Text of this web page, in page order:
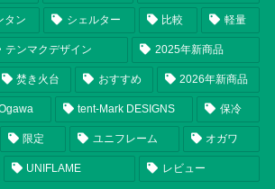
タン シェルター 比較 軽量
テンマクデザイン 2025年新商品
焚き火台 おすすめ 2026年新商品
tent-Mark DESIGNS 保冷
限定 ユニフレーム オガワ
UNIFLAME レビュー